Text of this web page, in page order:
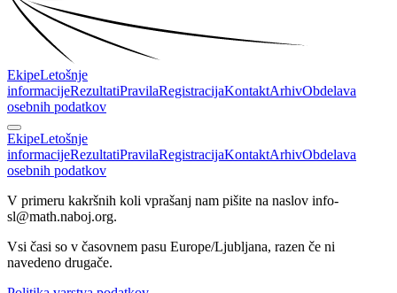
EkipeLetošnje
informacijeRezultatiPravilaRegistracijaKontaktArhivObdelava
osebnih podatkov
EkipeLetošnje
informacijeRezultatiPravilaRegistracijaKontaktArhivObdelava
osebnih podatkov
V primeru kakršnih koli vprašanj nam pišite na naslov info-
sl@math.naboj.org.
Vsi časi so v časovnem pasu Europe/Ljubljana, razen če ni
navedeno drugače.